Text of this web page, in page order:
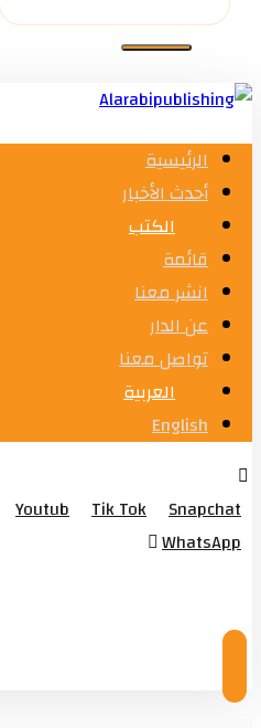
الرئيسية
أحدث الأخبار
الكتب
قائمة
انشر معنا
عن الدار
تواصل معنا
العربية
English
Youtub Tik Tok
Snapchat
WhatsApp